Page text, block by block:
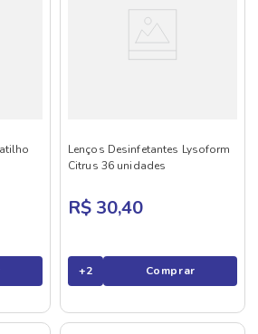
Lenços Desinfetantes Lysoform
Citrus 36 unidades
R$ 30,40
+2 Comprar